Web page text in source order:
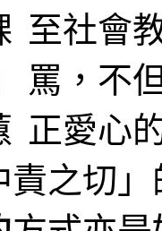
至社會
罵，不
正愛心
責之切